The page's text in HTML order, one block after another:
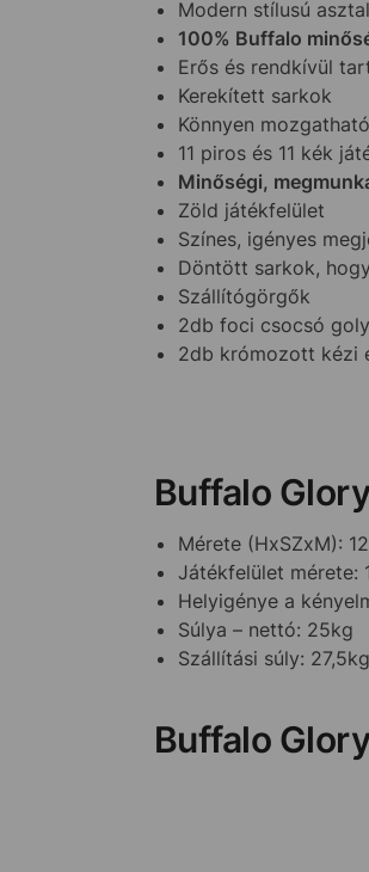
Modern stílusú asztal
100% Buffalo
Erős és rendkívül
Kerekített sarkok
Könnyen mozgatható
11 piros és 11 kék
Minőségi,
Zöld játékfelület
Színes, igényes
Döntött sarkok,
Szállítógörgők
2db foci csocsó
2db krómozott kézi
Buffalo
Mérete (HxSZxM):
Játékfelület mérete:
Helyigénye a
Súlya – nettó: 25kg
Szállítási súly: 27,5kg
Buffalo